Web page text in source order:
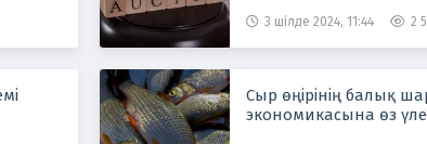
3 шілде 2024, 11:44 2
Сыр өңірінің балық
экономикасына өз